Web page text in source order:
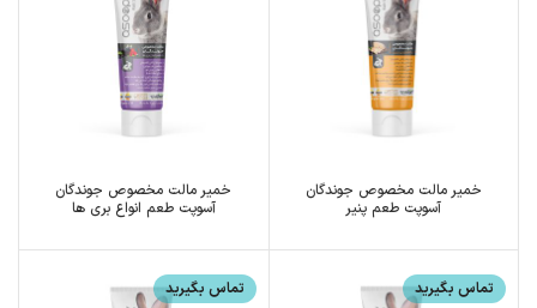
خمیر مالت مخصوص جوندگان
آسوپت طعم پنیر
خمیر مالت مخصوص جوندگان
آسوپت طعم انواع بری ها
تماس بگیرید تماس بگیرید